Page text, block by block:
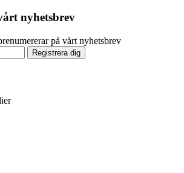
nyhetsbrev
på vårt nyhetsbrev
Registrera dig